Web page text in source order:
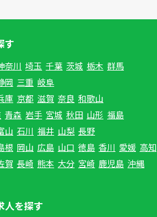
す
奈川 埼玉 千葉 茨城 栃木 群馬
岡 三重 岐阜
庫 京都 滋賀 奈良 和歌山
青森 岩手 宮城 秋田 山形 福島
山 石川 福井 山梨 長野
根 岡山 広島 山口 徳島 香川 愛媛 高知
賀 長崎 熊本 大分 宮崎 鹿児島 沖縄
人を探す